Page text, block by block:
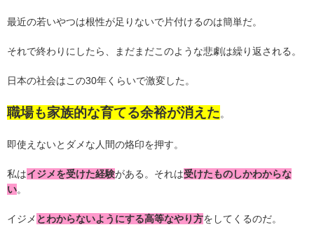
最近の若いやつは根性が足りないで片付けるのは簡単だ。
それで終わりにしたら、まだまだこのような悲劇は繰り返される。
日本の社会はこの30年くらいで激変した。
職場も家族的な育てる余裕が消えた。
即使えないとダメな人間の烙印を押す。
私はイジメを受けた経験がある。それは受けたものしかわからな
い。
イジメ とわからないようにする高等なやり方をしてくるのだ。